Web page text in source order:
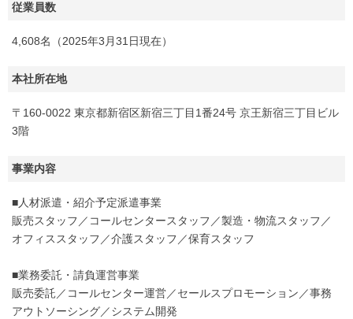
従業員数
4,608名（2025年3月31日現在）
本社所在地
〒160-0022 東京都新宿区新宿三丁目1番24号 京王新宿三丁目ビル
3階
事業内容
■人材派遣・紹介予定派遣事業
販売スタッフ／コールセンタースタッフ／製造・物流スタッフ／
オフィススタッフ／介護スタッフ／保育スタッフ
■業務委託・請負運営事業
販売委託／コールセンター運営／セールスプロモーション／事務
アウトソーシング／システム開発